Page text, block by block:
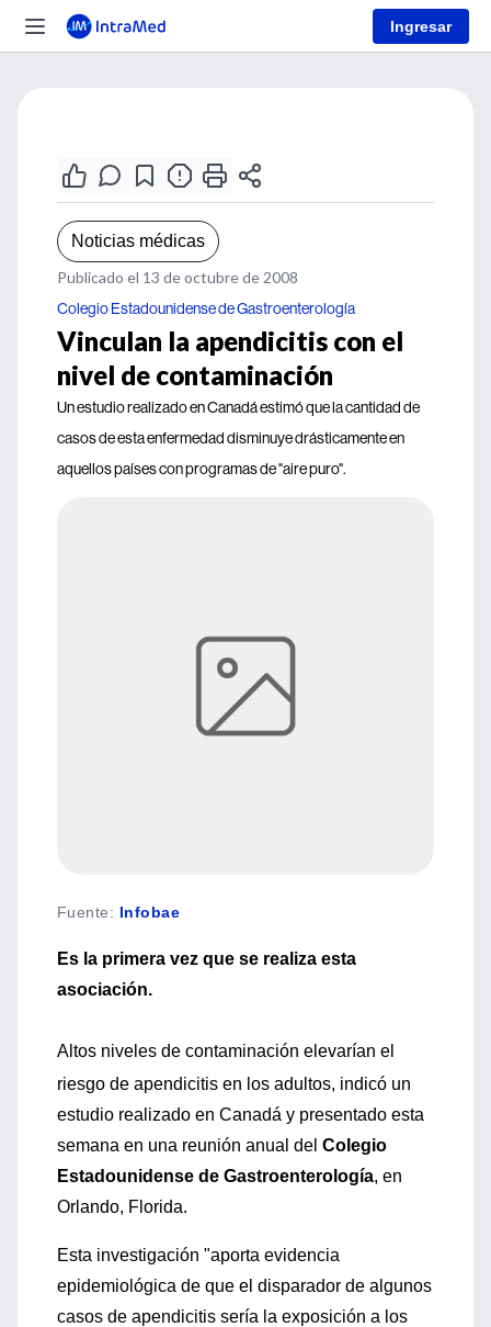
Ingresar
Noticias médicas
Publicado el 13 de octubre de 2008
Colegio Estadounidense de Gastroenterología
Vinculan la apendicitis con el
nivel de contaminación
Un estudio realizado en Canadá estimó que la cantidad de
casos de esta enfermedad disminuye drásticamente en
aquellos países con programas de "aire puro".
Fuente: Infobae
Es la primera vez que se realiza esta
asociación.
Altos niveles de contaminación elevarían el
riesgo de apendicitis en los adultos, indicó un
estudio realizado en Canadá y presentado esta
semana en una reunión anual del Colegio
Estadounidense de Gastroenterología, en
Orlando, Florida.
Esta investigación "aporta evidencia
epidemiológica de que el disparador de algunos
casos de apendicitis sería la exposición a los